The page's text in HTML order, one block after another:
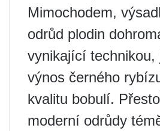
Mimochodem,
odrůd plodin
vynikající technikou,
výnos černého
kvalitu bobulí.
moderní odrůdy